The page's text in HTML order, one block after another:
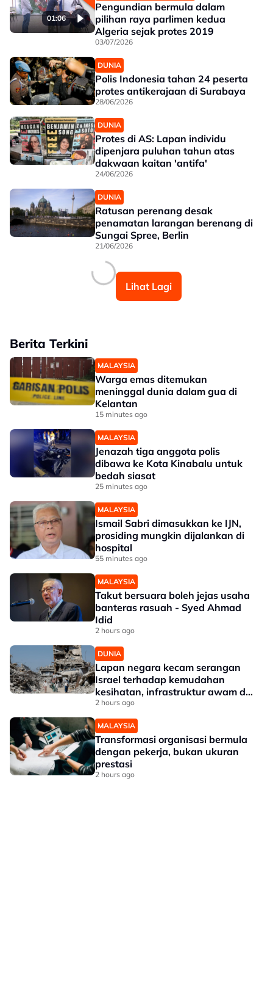
01:06
Pengundian bermula dalam
pilihan raya parlimen kedua
Algeria sejak protes 2019
03/07/2026
DUNIA
Polis Indonesia tahan 24 peserta
protes antikerajaan di Surabaya
28/06/2026
DUNIA
Protes di AS: Lapan individu
dipenjara puluhan tahun atas
dakwaan kaitan 'antifa'
24/06/2026
DUNIA
Ratusan perenang desak
penamatan larangan berenang di
Sungai Spree, Berlin
21/06/2026
Lihat Lagi
Berita Terkini
MALAYSIA
Warga emas ditemukan
meninggal dunia dalam gua di
Kelantan
15 minutes ago
MALAYSIA
Jenazah tiga anggota polis
dibawa ke Kota Kinabalu untuk
bedah siasat
25 minutes ago
MALAYSIA
Ismail Sabri dimasukkan ke IJN,
prosiding mungkin dijalankan di
hospital
55 minutes ago
MALAYSIA
Takut bersuara boleh jejas usaha
banteras rasuah - Syed Ahmad
Idid
2 hours ago
DUNIA
Lapan negara kecam serangan
Israel terhadap kemudahan
kesihatan, infrastruktur awam di
Gaza
2 hours ago
MALAYSIA
Transformasi organisasi bermula
dengan pekerja, bukan ukuran
prestasi
2 hours ago